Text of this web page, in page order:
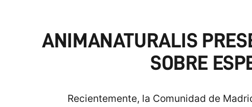
ANIMANATURALIS
SOBRE
Recientemente, la Comunidad de